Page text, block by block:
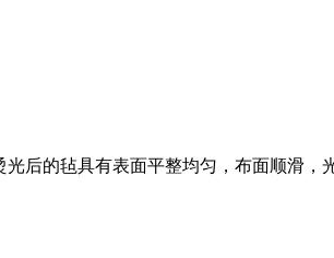
后的毡具有表面平整均匀，布面顺滑